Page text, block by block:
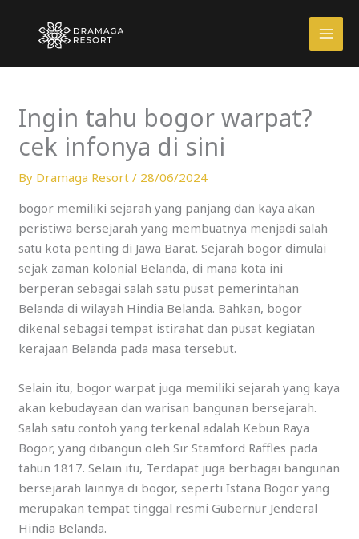
content
Ingin tahu bogor warpat?
cek infonya di sini
By Dramaga Resort/ 28/06/2024
bogor memiliki sejarah yang panjang dan kaya akan
peristiwa bersejarah yang membuatnya menjadi salah
satu kota penting di Jawa Barat. Sejarah bogor dimulai
sejak zaman kolonial Belanda, di mana kota ini
berperan sebagai salah satu pusat pemerintahan
Belanda di wilayah Hindia Belanda. Bahkan, bogor
dikenal sebagai tempat istirahat dan pusat kegiatan
kerajaan Belanda pada masa tersebut.
Selain itu, bogor warpat juga memiliki sejarah yang kaya
akan kebudayaan dan warisan bangunan bersejarah.
Salah satu contoh yang terkenal adalah Kebun Raya
Bogor, yang dibangun oleh Sir Stamford Raffles pada
tahun 1817. Selain itu, Terdapat juga berbagai bangunan
bersejarah lainnya di bogor, seperti Istana Bogor yang
merupakan tempat tinggal resmi Gubernur Jenderal
Hindia Belanda.